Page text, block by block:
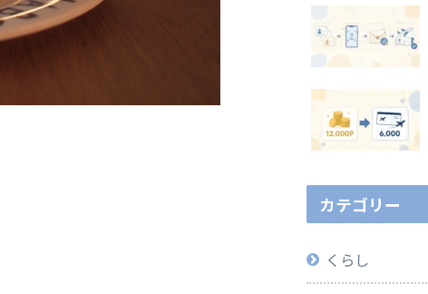
カテゴリー
くらし